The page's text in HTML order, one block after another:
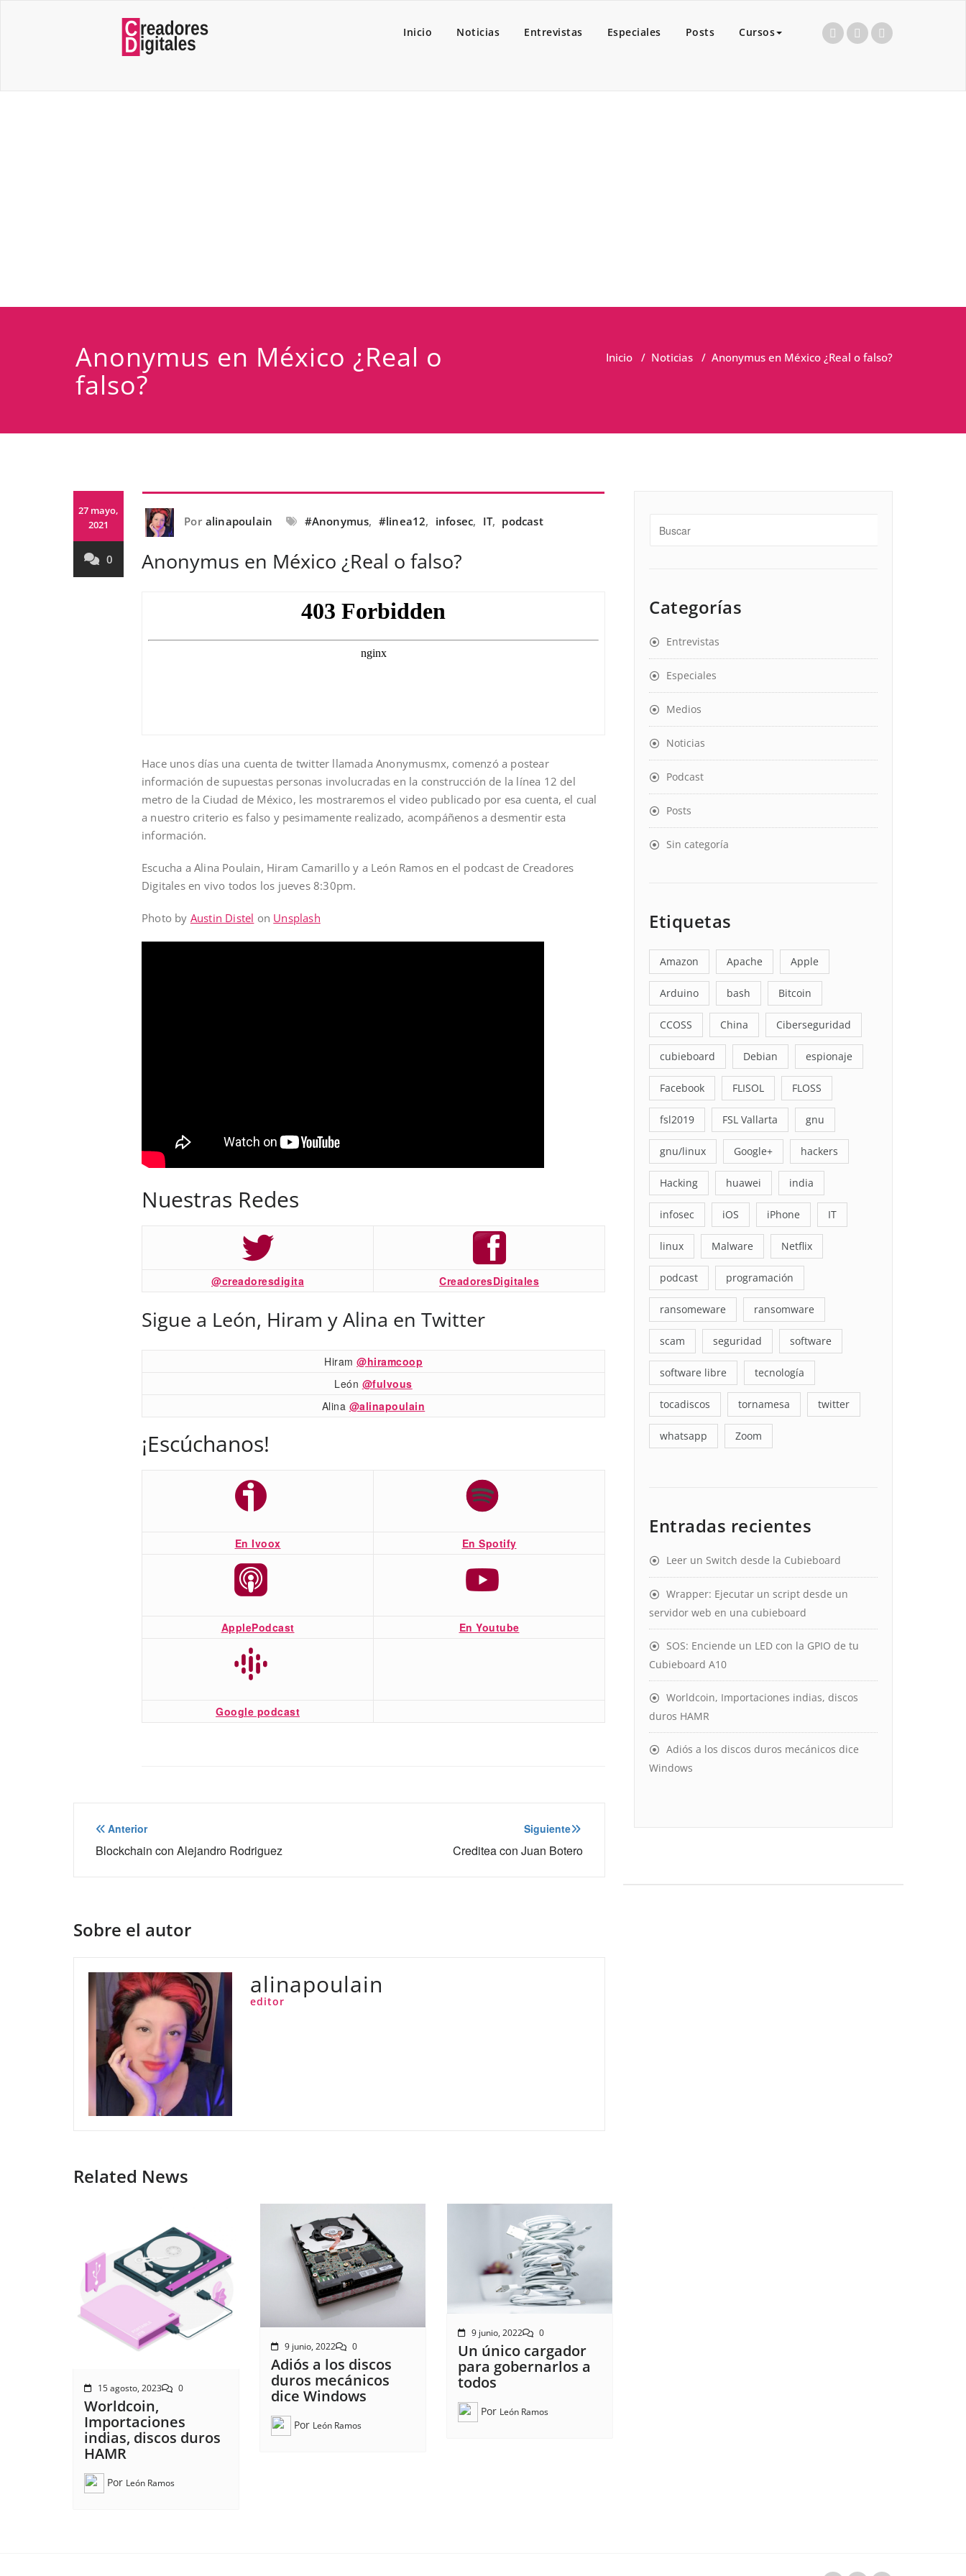
Inicio Noticias Entrevistas Especiales Posts Cursos
Anonymus en México ¿Real o
falso?
Inicio / Noticias / Anonymus en México ¿Real o falso?
27 mayo,
2021
0
Por alinapoulain #Anonymus, #linea12, infosec, IT, podcast
Anonymus en México ¿Real o falso?
Hace unos días una cuenta de twitter llamada Anonymusmx, comenzó a postear
información de supuestas personas involucradas en la construcción de la línea 12 del
metro de la Ciudad de México, les mostraremos el video publicado por esa cuenta, el cual
a nuestro criterio es falso y pesimamente realizado, acompáñenos a desmentir esta
información.
Escucha a Alina Poulain, Hiram Camarillo y a León Ramos en el podcast de Creadores
Digitales en vivo todos los jueves 8:30pm.
Photo by Austin Distel on Unsplash
Nuestras Redes
@creadoresdigita CreadoresDigitales
Sigue a León, Hiram y Alina en Twitter
Hiram @hiramcoop
León @fulvous
Alina @alinapoulain
¡Escúchanos!
En Ivoox En Spotify
ApplePodcast En Youtube
Google podcast
Navegación
de
Anterior
Blockchain con Alejandro Rodriguez
Siguiente
Creditea con Juan Botero
Sobre el autor
alinapoulain
editor
Related News
15 agosto, 2023 0
Worldcoin,
Importaciones
indias, discos duros
HAMR
Por León Ramos
9 junio, 2022 0
Adiós a los discos
duros mecánicos
dice Windows
Por León Ramos
9 junio, 2022 0
Un único cargador
para gobernarlos a
todos
Por León Ramos
Categorías
Entrevistas
Especiales
Medios
Noticias
Podcast
Posts
Sin categoría
Etiquetas
Amazon Apache Apple
Arduino bash Bitcoin
CCOSS China Ciberseguridad
cubieboard Debian espionaje
Facebook FLISOL FLOSS
fsl2019 FSL Vallarta gnu
gnu/linux Google+ hackers
Hacking huawei india
infosec iOS iPhone IT
linux Malware Netflix
podcast programación
ransomeware ransomware
scam seguridad software
software libre tecnología
tocadiscos tornamesa twitter
whatsapp Zoom
Entradas recientes
Leer un Switch desde la Cubieboard
Wrapper: Ejecutar un script desde un
servidor web en una cubieboard
SOS: Enciende un LED con la GPIO de tu
Cubieboard A10
Worldcoin, Importaciones indias, discos
duros HAMR
Adiós a los discos duros mecánicos dice
Windows